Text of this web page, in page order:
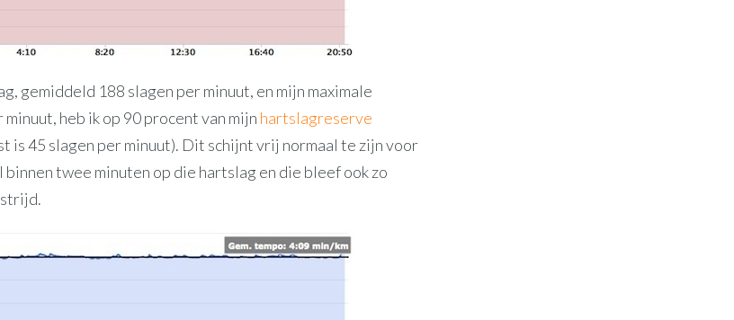
gemiddeld 188 slagen per minuut, en mijn maximale
heb ik op 90 procent van mijn hartslagreserve
is 45 slagen per minuut). Dit schijnt vrij normaal te zijn voor
binnen twee minuten op die hartslag en die bleef ook zo